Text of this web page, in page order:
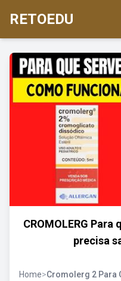
RETOEDU
CROMOLERG
precisa
Home>Cromolerg 2 Para